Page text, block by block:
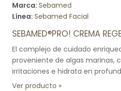
Marca: Sebamed
Línea: Sebamed Facial
SEBAMED®PRO! CREMA
El complejo de cuidado
proveniente de algas marinas,
irritaciones e hidrata en
Ver producto